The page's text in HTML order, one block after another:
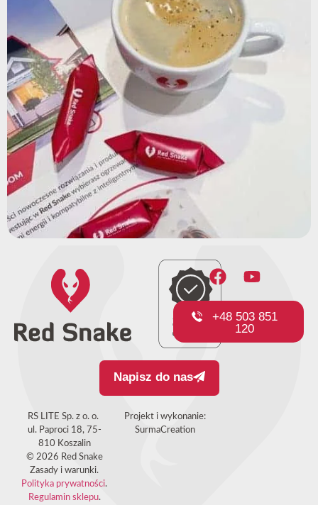
+48 503 851
120
Napisz do nas
RS LITE Sp. z o. o.
ul. Paproci 18, 75-
810 Koszalin
© 2026 Red Snake
Zasady i warunki.
Polityka prywatności.
Regulamin sklepu.
Projekt i wykonanie:
SurmaCreation